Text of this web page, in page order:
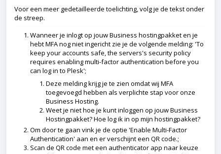
Voor een meer gedetailleerde toelichting, volg je de tekst onder
de streep.
Wanneer je inlogt op jouw Business hostingpakket en je
hebt MFA nog niet ingericht zie je de volgende melding: 'To
keep your accounts safe, the servers's security policy
requires enabling multi-factor authentication before you
can log in to Plesk';
Deze melding krijg je te zien omdat wij MFA
toegevoegd hebben als verplichte stap voor onze
Business Hosting.
Weet je niet hoe je kunt inloggen op jouw Business
Hostingpakket?Hoe log ik in op mijn hostingpakket?
Om door te gaan vink je de optie 'Enable Multi-Factor
Authentication' aan en er verschijnt een QR code.;
Scan de QR code met een authenticator app naar keuze